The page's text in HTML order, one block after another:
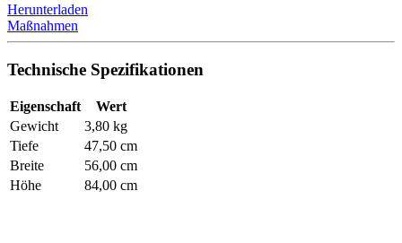
Herunterladen
Maßnahmen
Technische Spezifikationen
Eigenschaft
Wert
Gewicht
3,80 kg
Tiefe
47,50 cm
Breite
56,00 cm
Höhe
84,00 cm